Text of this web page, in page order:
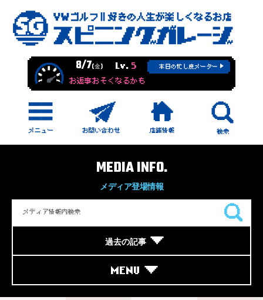
8/7(金) Lv. 5 本日の忙し度メーター
お返事おそくなるかも
MEDIA INFO.
メディア登場情報
過去の記事
MENU